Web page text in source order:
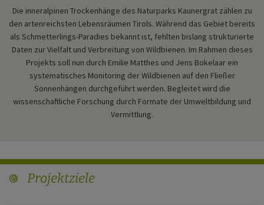
Die inneralpinen Trockenhänge des Naturparks Kaunergrat zählen zu
den artenreichsten Lebensräumen Tirols. Während das Gebiet bereits
als Schmetterlings-Paradies bekannt ist, fehlten bislang strukturierte
Daten zur Vielfalt und Verbreitung von Wildbienen. Im Rahmen dieses
Projekts soll nun durch Emilie Matthes und Jens Bokelaar ein
systematisches Monitoring der Wildbienen auf den Fließer
Sonnenhängen durchgeführt werden. Begleitet wird die
wissenschaftliche Forschung durch Formate der Umweltbildung und
Vermittlung.
target Projektziele